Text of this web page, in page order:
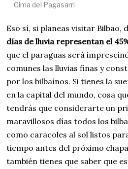
Cima del Pagasarri
Eso sí, si planeas visitar Bilbao,
días de lluvia representan el
que el paraguas será
comunes las lluvias finas y
por los bilbaínos. Si tienes la
en la capital del mundo, cosa
tendrás que considerarte un
maravillosos días todos los
como caracoles al sol listos
tiempo antes del próximo
también tienes que saber que